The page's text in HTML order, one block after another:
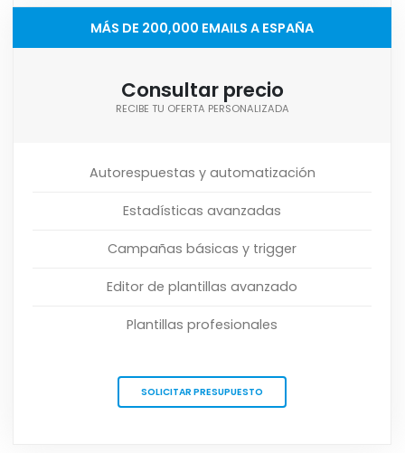
MÁS DE 200,000 EMAILS A ESPAÑA
Consultar precio
RECIBE TU OFERTA PERSONALIZADA
Autorespuestas y automatización
Estadísticas avanzadas
Campañas básicas y trigger
Editor de plantillas avanzado
Plantillas profesionales
SOLICITAR PRESUPUESTO